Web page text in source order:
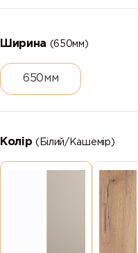
Ширина (650мм)
650мм
Колір(Білий/Кашемір)